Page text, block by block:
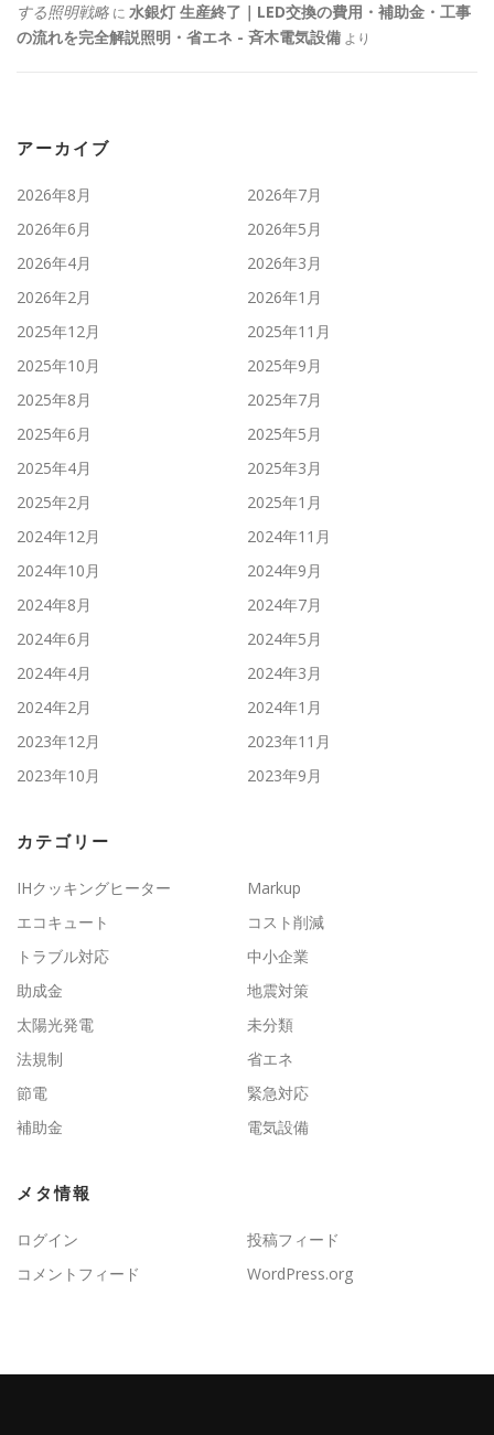
する照明戦略 に 水銀灯 生産終了｜LED交換の費用・補助金・工事
の流れを完全解説照明・省エネ - 斉木電気設備 より
アーカイブ
2026年8月
2026年7月
2026年6月
2026年5月
2026年4月
2026年3月
2026年2月
2026年1月
2025年12月
2025年11月
2025年10月
2025年9月
2025年8月
2025年7月
2025年6月
2025年5月
2025年4月
2025年3月
2025年2月
2025年1月
2024年12月
2024年11月
2024年10月
2024年9月
2024年8月
2024年7月
2024年6月
2024年5月
2024年4月
2024年3月
2024年2月
2024年1月
2023年12月
2023年11月
2023年10月
2023年9月
カテゴリー
IHクッキングヒーター
Markup
エコキュート
コスト削減
トラブル対応
中小企業
助成金
地震対策
太陽光発電
未分類
法規制
省エネ
節電
緊急対応
補助金
電気設備
メタ情報
ログイン
投稿フィード
コメントフィード
WordPress.org